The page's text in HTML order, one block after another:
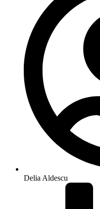
Delia Aldescu